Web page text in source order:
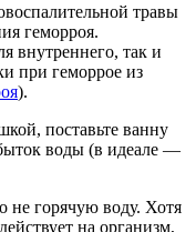
травы
геморроя.
внутреннего, так и
при геморрое из
).
поставьте ванну
воды (в идеале —
не горячую воду. Хотя
на организм,